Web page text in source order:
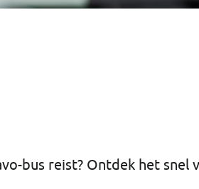
bus reist? Ontdek het snel